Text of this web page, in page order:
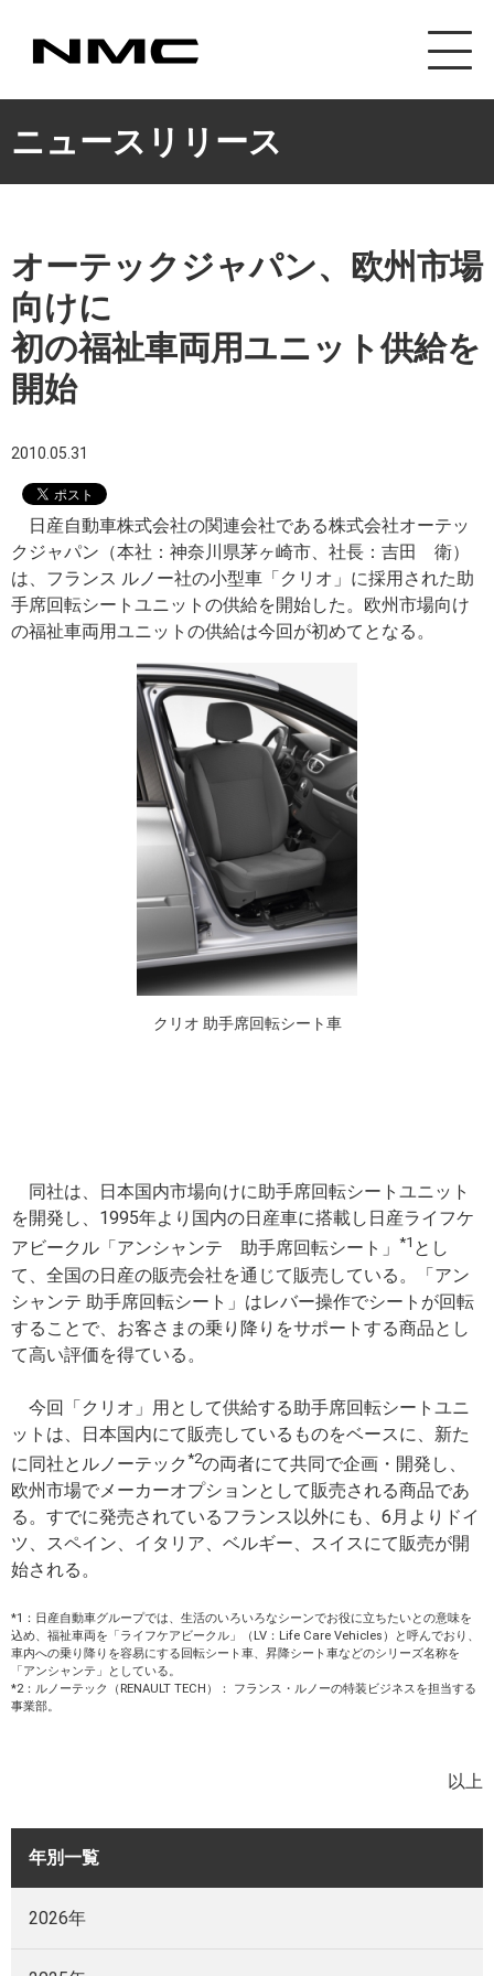
カスタマイズ事
ニュースリリース
オーテックジャパン、欧州市場
向けに
初の福祉車両用ユニット供給を
開始
2010.05.31
日産自動車株式会社の関連会社である株式会社オーテッ
クジャパン（本社：神奈川県茅ヶ崎市、社長：吉田 衛）
は、フランス ルノー社の小型車「クリオ」に採用された助
手席回転シートユニットの供給を開始した。欧州市場向け
の福祉車両用ユニットの供給は今回が初めてとなる。
クリオ 助手席回転シート車
同社は、日本国内市場向けに助手席回転シートユニット
を開発し、1995年より国内の日産車に搭載し日産ライフケ
アビークル「アンシャンテ 助手席回転シート」 *1 とし
て、全国の日産の販売会社を通じて販売している。「アン
シャンテ 助手席回転シート」はレバー操作でシートが回転
することで、お客さまの乗り降りをサポートする商品とし
て高い評価を得ている。
今回「クリオ」用として供給する助手席回転シートユニ
ットは、日本国内にて販売しているものをベースに、新た
に同社とルノーテック *2の両者にて共同で企画・開発し、
欧州市場でメーカーオプションとして販売される商品であ
る。すでに発売されているフランス以外にも、6月よりドイ
ツ、スペイン、イタリア、ベルギー、スイスにて販売が開
始される。
*1：日産自動車グループでは、生活のいろいろなシーンでお役に立ちたいとの意味を
込め、福祉車両を「ライフケアビークル」（LV：Life Care Vehicles）と呼んでおり、
車内への乗り降りを容易にする回転シート車、昇降シート車などのシリーズ名称を
「アンシャンテ」としている。
*2：ルノーテック（RENAULT TECH）： フランス・ルノーの特装ビジネスを担当する
事業部。
以上
年別一覧
2026年